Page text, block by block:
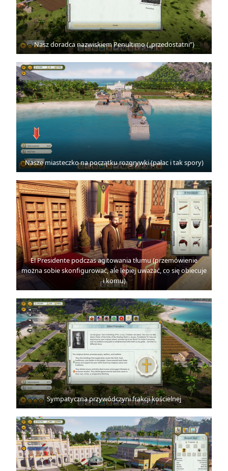
Nasz doradca nazwiskiem Penultimo („przedostatni”)
Nasze miasteczko na początku rozgrywki (pałac i tak spory)
El Presidente podczas agitowania tłumu (przemówienie
można sobie skonfigurować, ale lepiej uważać, co się obiecuje
i komu)
Sympatyczna przywódczyni frakcji kościelnej